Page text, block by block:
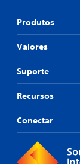
Produtos
Valores
Suporte
Recursos
Conectar